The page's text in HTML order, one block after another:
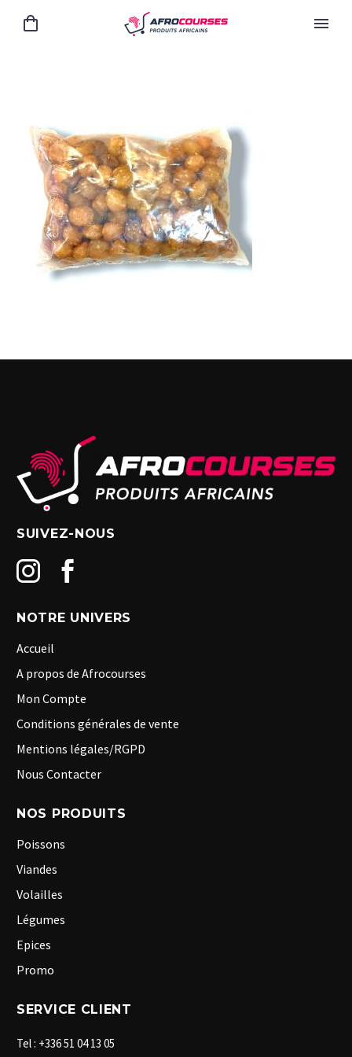
SUIVEZ-NOUS
NOTRE UNIVERS
Accueil
A propos de Afrocourses
Mon Compte
Conditions générales de vente
Mentions légales/RGPD
Nous Contacter
NOS PRODUITS
Poissons
Viandes
Volailles
Légumes
Epices
Promo
SERVICE CLIENT
Tel : +336 51 04 13 05